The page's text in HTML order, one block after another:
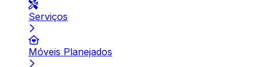
Serviços
Móveis Planejados